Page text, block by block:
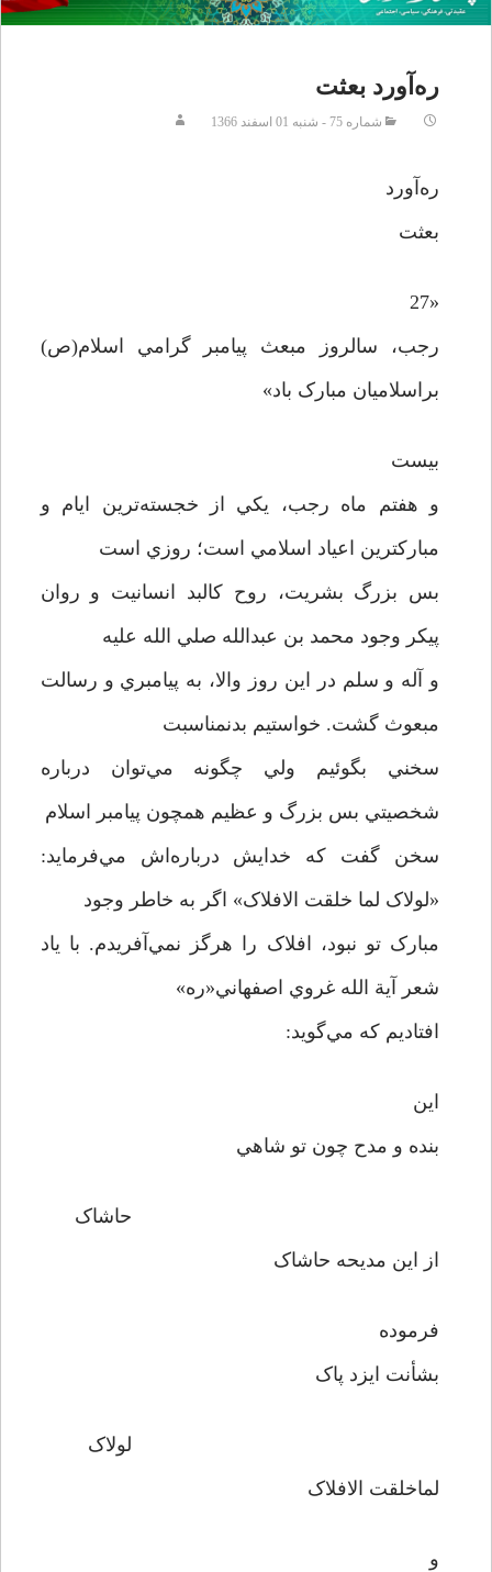
ره‌آورد بعثت
شماره 75 - شنبه 01 اسفند 1366
ره‌آورد
بعثت
«27
رجب، سالروز مبعث پيامبر گرامي اسلام(ص)
براسلاميان مبارک باد»
بيست
و هفتم ماه رجب، يکي از خجسته‌ترين ايام و
مبارکترين اعياد اسلامي است؛ روزي است
بس بزرگ بشريت، روح کالبد انسانيت و روان
پيکر وجود محمد بن عبدالله صلي الله عليه
و آله و سلم در اين روز والا، به پيامبري و رسالت
مبعوث گشت. خواستيم بدنمناسبت
سخني بگوئيم ولي چگونه مي‌توان درباره
شخصيتي بس بزرگ و عظيم همچون پيامبر اسلام
سخن گفت که خدايش درباره‌اش مي‌فرمايد:
«لولاک لما خلقت الافلاک» اگر به خاطر وجود
مبارک تو نبود، افلاک را هرگز نمي‌آفريدم. با ياد
شعر آية الله غروي اصفهاني«ره»
افتاديم که مي‌گويد:
اين
بنده و مدح چون تو شاهي
حاشاک
از اين مديحه حاشاک
فرموده
بشأنت ايزد پاک
لولاک
لماخلقت الافلاک
و